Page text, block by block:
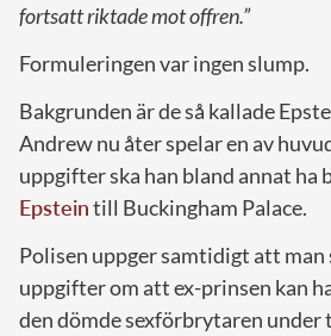
fortsatt riktade mot offren.”
Formuleringen var ingen slump.
Bakgrunden är de så kallade
Andrew nu åter spelar en av
uppgifter ska han bland annat ha
Epsteintill Buckingham Palace.
Polisen uppger samtidigt att man
uppgifter om att ex-prinsen kan
den dömde sexförbrytaren under